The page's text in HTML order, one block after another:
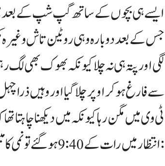
ایسے ہی بچوں کے ساتھ گپ شپ کے بعد
جس کے بعد دوبارہ وہی روٹین تاش
لگی اور پتہ ہی نہ چلا کیونکہ بھوک بھی لگ
سے فارغ ہو کر اوپر چلا گیا اور وہیں ذرا
ٹی وی میں مگن رہا کیونکہ میں دیکھنا
انتظار میں رات کے 9:40 ہو گئے تو نمی کا میسج آ گیا جس میں لکھا تھا: